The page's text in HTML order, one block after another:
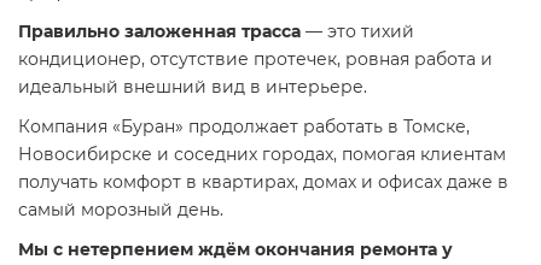
Правильно заложенная трасса — это тихий
кондиционер, отсутствие протечек, ровная работа и
идеальный внешний вид в интерьере.
Компания «Буран» продолжает работать в Томске,
Новосибирске и соседних городах, помогая клиентам
получать комфорт в квартирах, домах и офисах даже в
самый морозный день.
Мы с нетерпением ждём окончания ремонта у